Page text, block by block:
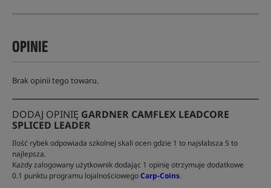
OPINIE
Brak opinii tego towaru.
DODAJ OPINIĘ GARDNER CAMFLEX LEADCORE
SPLICED LEADER
Ilość rybek odpowiada szkolnej skali ocen gdzie 1 to najsłabsza 5 to
najlepsza.
Każdy zalogowany użytkownik dodając 1 opinię otrzymuje dodatkowe
0.1 punktu programu lojalnościowegoCarp-Coins.